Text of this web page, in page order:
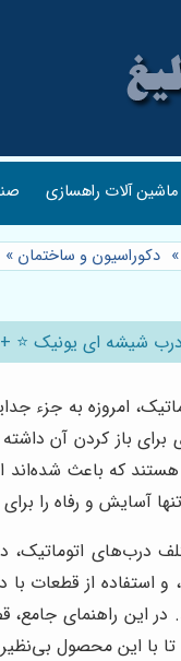
ماشین آلات راهسازی
» دکوراسیون و ساختمان »
شیشه ای یونیک ⭐️
امروزه به جزء
برای باز کردن آن
که باعث شده‌اند
آسایش و رفاه را
درب‌های
و استفاده از قطعات
در این راهنمای
با این محصول